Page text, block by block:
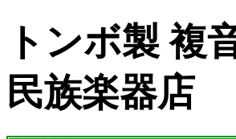
トンボ製 複
民族楽器店